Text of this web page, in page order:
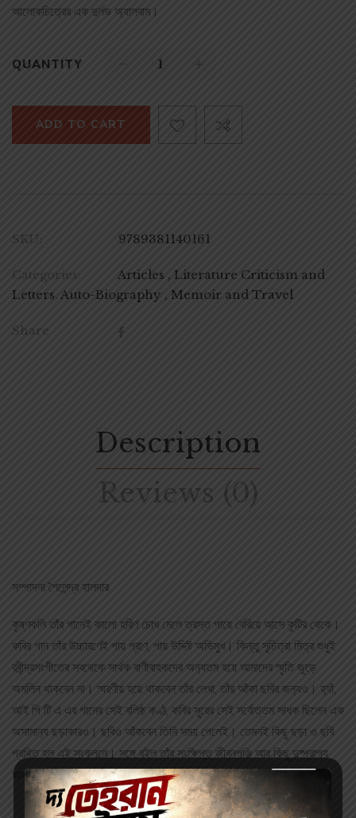
আলোকচিত্রের এক দুর্লভ অ‌্যালব‌াম।
QUANTITY
ADD TO CART
SKU: 9789381140161
Categories:
Articles , Literature Criticism and
Letters,Auto-Biography , Memoir and Travel
Share
Description
Reviews (0)
সম্পাদনা শৈলেন্দ্র হালদার
কৃষ্ণকলি তাঁর গানেই কালো হরিণ চোখ মেলে ত্রস্ত পায়ে বেরিয়ে আসে কুটির থেকে।
কবির গান তাঁর উচ্চারণেই পায় প্রাণ, পায় উদ্দিষ্ট অভিমুখ। কিন্তু সুচিত্রা মিত্র শুধুই
রবীন্দ্রসংগীতের সবথেকে সার্থক বাণীবাহকদের অন‌্যতম হয়ে আমাদের স্মৃতি জুড়ে
অমলিন থাকবেন না। স্মরণীয় হয়ে থাকবেন তাঁর লেখা, তাঁর আঁকা ছবির জন‌্যও। হ‌্যাঁ,
আই পি টি এ এর গানের সেই বলিষ্ঠ কণ্ঠ, কবির সুরের সেই সর্বোত্তম সাধক ছিলেন এক
অসামান‌্য ছড়াকারও। ছবিও আঁকবেন তিনি সময় পেলেই। তেমনই কিছু ছড়া ও ছবি
গ্রথিত হল এই সংকলনে। সঙ্গে রইল তাঁর সংক্ষিপ্ত জীবনপঞ্জি আর কিছু দুষ্প্রাপ‌্য
আলোকচিত্রের এক দুর্লভ অ‌্যালব‌াম।